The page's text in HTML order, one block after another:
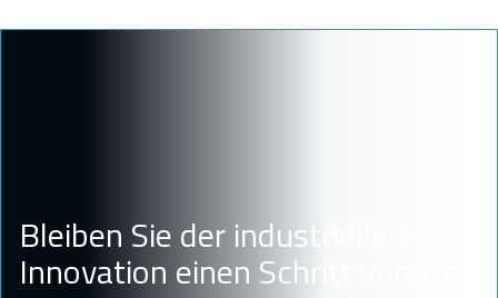
Bleiben Sie der industriellen
Innovation einen Schritt voraus